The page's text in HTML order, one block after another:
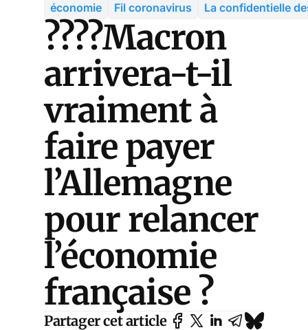
économie Fil coronavirus La confidentielle
????Macron
arrivera-t-il
vraiment à
faire payer
l’Allemagne
pour relancer
l’économie
française ?
Partager cet article